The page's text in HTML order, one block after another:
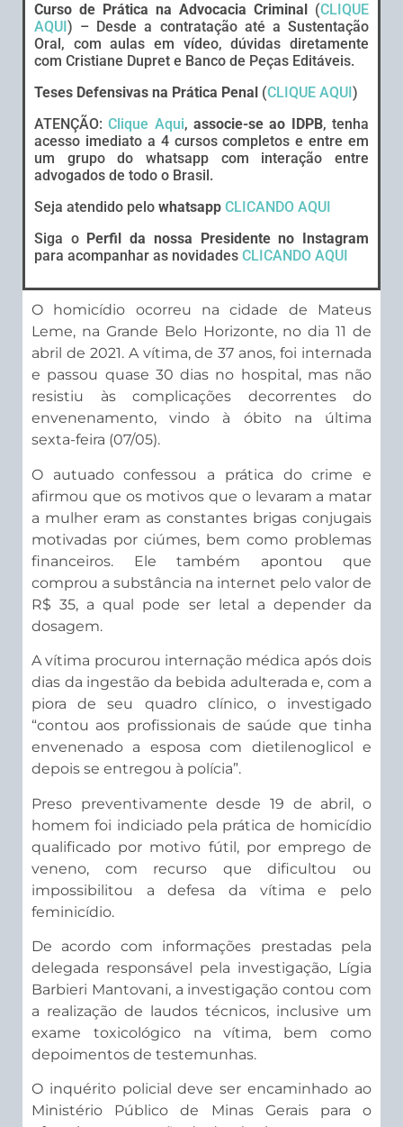
Curso de Prática na Advocacia Criminal (CLIQUE
AQUI ) – Desde a contratação até a Sustentação
Oral, com aulas em vídeo, dúvidas diretamente
com Cristiane Dupret e Banco de Peças Editáveis.
Teses Defensivas na Prática Penal (CLIQUE AQUI )
ATENÇÃO:Clique Aqui,associe-se ao IDPB, tenha
acesso imediato a 4 cursos completos e entre em
um grupo do whatsapp com interação entre
advogados de todo o Brasil.
Seja atendido pelo whatsapp CLICANDO AQUI
Siga o Perfil da nossa Presidente no Instagram
para acompanhar as novidades CLICANDO AQUI
O homicídio ocorreu na cidade de Mateus
Leme, na Grande Belo Horizonte, no dia 11 de
abril de 2021. A vítima, de 37 anos, foi internada
e passou quase 30 dias no hospital, mas não
resistiu às complicações decorrentes do
envenenamento, vindo à óbito na última
sexta-feira (07/05).
O autuado confessou a prática do crime e
afirmou que os motivos que o levaram a matar
a mulher eram as constantes brigas conjugais
motivadas por ciúmes, bem como problemas
financeiros. Ele também apontou que
comprou a substância na internet pelo valor de
R$ 35, a qual pode ser letal a depender da
dosagem.
A vítima procurou internação médica após dois
dias da ingestão da bebida adulterada e, com a
piora de seu quadro clínico, o investigado
“contou aos profissionais de saúde que tinha
envenenado a esposa com dietilenoglicol e
depois se entregou à polícia”.
Preso preventivamente desde 19 de abril, o
homem foi indiciado pela prática de homicídio
qualificado por motivo fútil, por emprego de
veneno, com recurso que dificultou ou
impossibilitou a defesa da vítima e pelo
feminicídio.
De acordo com informações prestadas pela
delegada responsável pela investigação, Lígia
Barbieri Mantovani, a investigação contou com
a realização de laudos técnicos, inclusive um
exame toxicológico na vítima, bem como
depoimentos de testemunhas.
O inquérito policial deve ser encaminhado ao
Ministério Público de Minas Gerais para o